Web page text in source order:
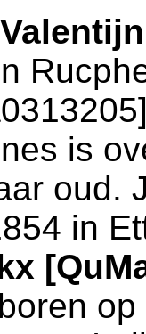
is
oud.
in